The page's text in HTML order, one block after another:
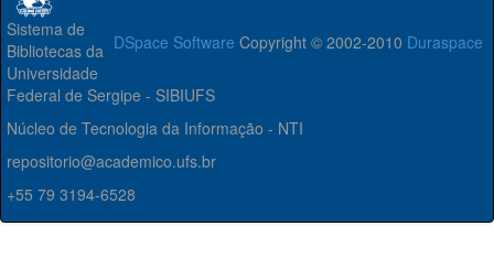
DSpace Software Copyright © 2002-2010 Duraspace
Sistema de
Bibliotecas da
Universidade
Federal de Sergipe - SIBIUFS
Núcleo de Tecnologia da Informação - NTI
repositorio@academico.ufs.br
+55 79 3194-6528